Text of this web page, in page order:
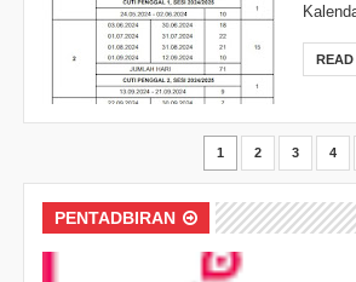
READ
1 2 3 4
PENTADBIRAN